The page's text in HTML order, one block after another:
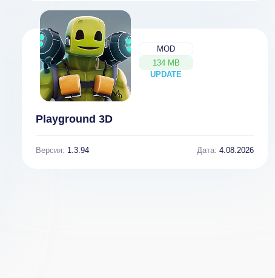
MOD
134 MB
UPDATE
NEW
Playground 3D
Версия: 1.3.94 Дата: 4.08.2026